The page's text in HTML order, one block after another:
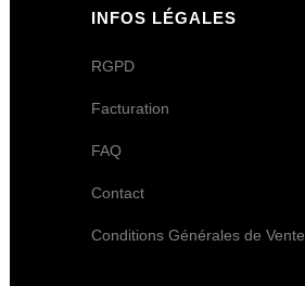
INFOS LÉGALES
RGPD
Facturation
FAQ
Contact
Conditions Générales de Vente